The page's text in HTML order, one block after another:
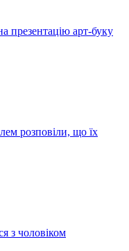
презентацію арт-буку
розповіли, що їх
з чоловіком